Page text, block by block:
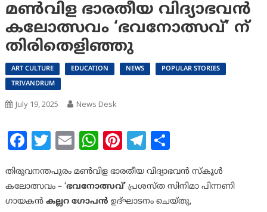
മൺവിള ഭാരതീയ വിദ്യാഭവൻ
കലോത്സവം ‘ഭവനോത്സവ്’ ന്
തിരിതെളിഞ്ഞു
ART CULTURE EDUCATION NEWS
POPULAR STORIES
TRIVANDRUM
July 19, 2025 News Desk
Facebook
Twitter
EmailWhatsApp
Pinterest
Telegram
Share
തിരുവനന്തപുരം മൺവിള ഭാരതീയ വിദ്യാഭവൻ സ്കൂൾ
കലോത്സവം – ‘ഭവനോത്സവ്‘ പ്രശസ്ത സിനിമാ പിന്നണി
ഗായകൻ കല്ലറ ഗോപൻ ഉദ്ഘാടനം ചെയ്തു,